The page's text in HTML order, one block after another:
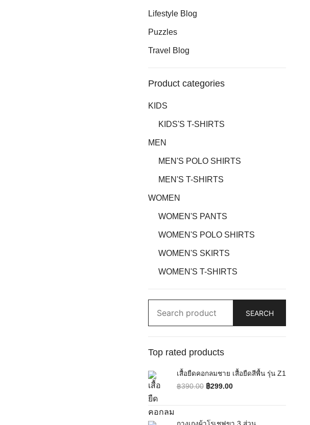
Lifestyle Blog
Puzzles
Travel Blog
Product categories
KIDS
KIDS'S T-SHIRTS
MEN
MEN'S POLO SHIRTS
MEN'S T-SHIRTS
WOMEN
WOMEN'S PANTS
WOMEN'S POLO SHIRTS
WOMEN'S SKIRTS
WOMEN'S T-SHIRTS
for:
SEARCH
Top rated products
เสื้อยืดคอกลมชาย เสื้อยืดสีพื้น รุ่น Z1
฿390.00
Original price was: ฿390.00.
฿299.00
Current price is: ฿299.00.